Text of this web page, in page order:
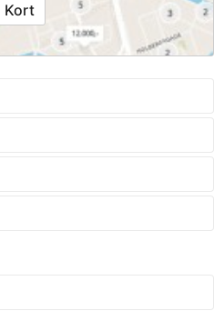
Kort